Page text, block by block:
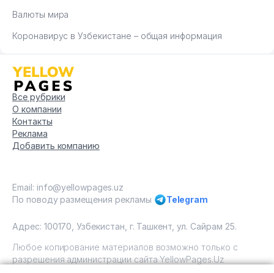
Валюты мира
Коронавирус в Узбекистане – общая информация
Все рубрики
О компании
Контакты
Реклама
Добавить компанию
Email: info@yellowpages.uz
По поводу размещения рекламы
Telegram
Адрес: 100170, Узбекистан, г. Ташкент, ул. Сайрам 25.
Любое копирование материалов возможно только с
разрешения администрации сайта YellowPages.Uz